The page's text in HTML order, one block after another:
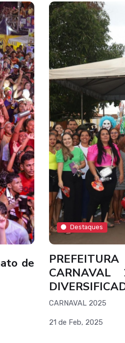
de
Destaques
CARNAVAL
CARNAVAL 2025
21 de Feb, 2025